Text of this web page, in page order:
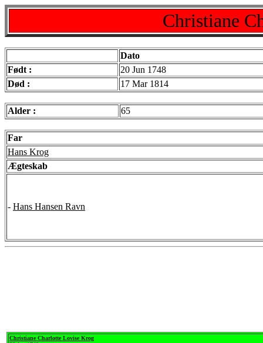
Christiane
Dato
Født :
20 Jun 1748
Død :
17 Mar 1814
Alder : 65
Far
Hans Krog
Ægteskab
- Hans Hansen Ravn
Christiane Charlotte Lovise Krog